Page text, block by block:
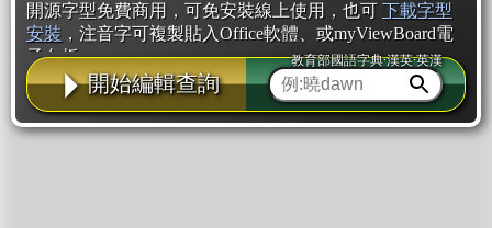
開源字型免費商用，可免安裝線上使用，也可 下載字型
安裝 ，注音字可複製貼入Office軟體、或myViewBoard電
子白板。
辭典使用方法 注音IVS字型編輯器
開始編輯查詢
教育部國語字典·漢英·英漢